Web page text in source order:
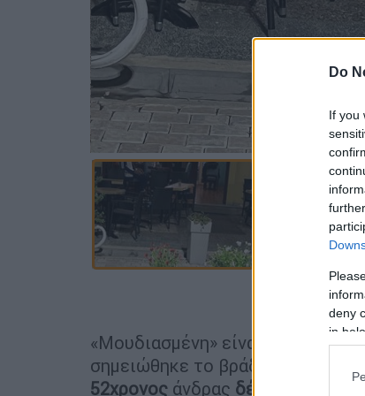
Do
If you
deny
in
«Μουδιασμένη» είναι η
σημειώθηκε το βράδυ της
52χρονος άνδρας δέχθηκε δύο